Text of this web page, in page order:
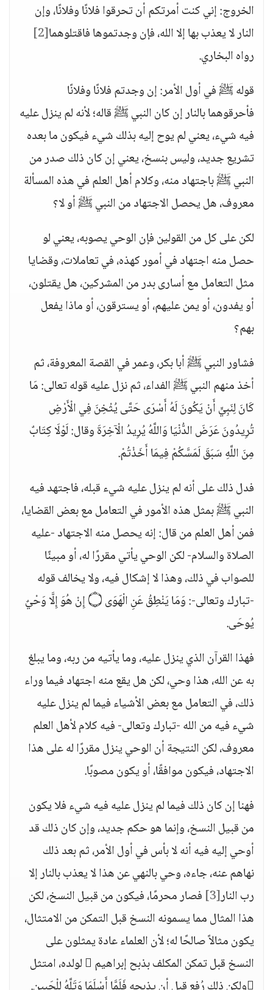
الخروج: إني كنت أمرتكم أن تحرقوا فلانًا وفلانًا، وإن
النار لا يعذب بها إلا الله، فإن وجدتموها فاقتلوهما[2]
رواه البخاري.
قوله ﷺ في أول الأمر: إن وجدتم فلانًا وفلانًا
فأحرقوهما بالنار إن كان النبي ﷺ قاله؛ لأنه لم ينزل عليه
فيه شيء، يعني لم يوح إليه بذلك شيء فيكون ما بعده
تشريع جديد، وليس بنسخ، يعني إن كان ذلك صدر من
النبي ﷺ باجتهاد منه، وكلام أهل العلم في هذه المسألة
معروف، هل يحصل الاجتهاد من النبي ﷺ أو لا؟
لكن على كل من القولين فإن الوحي يصوبه، يعني لو
حصل منه اجتهاد في أمور كهذه، في تعاملات، وقضايا
مثل التعامل مع أسارى بدر من المشركين، هل يقتلون،
أو يفدون، أو يمن عليهم، أو يسترقون، أو ماذا يفعل
بهم؟
فشاور النبي ﷺ أبا بكر، وعمر في القصة المعروفة، ثم
أخذ منهم النبي ﷺ الفداء، ثم نزل عليه قوله تعالى: مَا
كَانَ لِنَبِيٍّ أَنْ يَكُونَ لَهُ أَسْرَى حَتَّى يُثْخِنَ فِي الْأَرْضِ
تُرِيدُونَ عَرَضَ الدُّنْيَا وَاللَّهُ يُرِيدُ الْآخِرَةَ وقال: لَوْلَا كِتَابٌ
مِنَ اللَّهِ سَبَقَ لَمَسَّكُمْ فِيمَا أَخَذْتُمْ.
فدل ذلك على أنه لم ينزل عليه شيء قبله، فاجتهد فيه
النبي ﷺ بمثل هذه الأمور في التعامل مع بعض القضايا،
فمن أهل العلم من قال: إنه يحصل منه الاجتهاد -عليه
الصلاة والسلام- لكن الوحي يأتي مقررًا له، أو مبينًا
للصواب في ذلك، وهذا لا إشكال فيه، ولا يخالف قوله
-تبارك وتعالى-: وَمَا يَنْطِقُ عَنِ الْهَوَى ۝ إِنْ هُوَ إِلَّا وَحْيٌ
يُوحَى.
فهذا القرآن الذي ينزل عليه، وما يأتيه من ربه، وما يبلغ
به عن الله، هذا وحي، لكن هل يقع منه اجتهاد فيما وراء
ذلك، في التعامل مع بعض الأشياء فيما لم ينزل عليه
شيء فيه من الله -تبارك وتعالى- فيه كلام لأهل العلم
معروف، لكن النتيجة أن الوحي ينزل مقررًا له على هذا
الاجتهاد، فيكون موافقًا، أو يكون مصوبًا.
فهنا إن كان ذلك فيما لم ينزل عليه فيه شيء فلا يكون
من قبيل النسخ، وإنما هو حكم جديد، وإن كان ذلك قد
أوحي إليه فيه أنه لا بأس في أول الأمر، ثم بعد ذلك
نهاهم عنه، جاءه، وحي بالنهي عن هذا لا يعذب بالنار إلا
رب النار[3]
فصار محرمًا، فيكون من قبيل النسخ، لكن
هذا المثال مما يسمونه النسخ قبل التمكن من الامتثال،
يكون مثالاً صالحًا له؛ لأن العلماء عادة يمثلون على
النسخ قبل تمكن المكلف بذبح إبراهيم  لولده، امتثل